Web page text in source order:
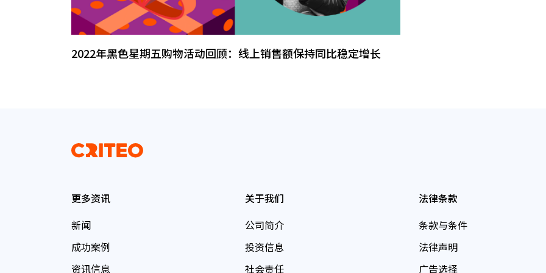
2022年黑色星期五购物活动回顾：线上销售额保持同比稳定增长
更多资讯
新闻
成功案例
资讯信息
关于我们
公司简介
投资信息
社会责任
法律条款
条款与条件
法律声明
广告选择